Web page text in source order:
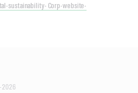
sustainability- Corp-website-
2026